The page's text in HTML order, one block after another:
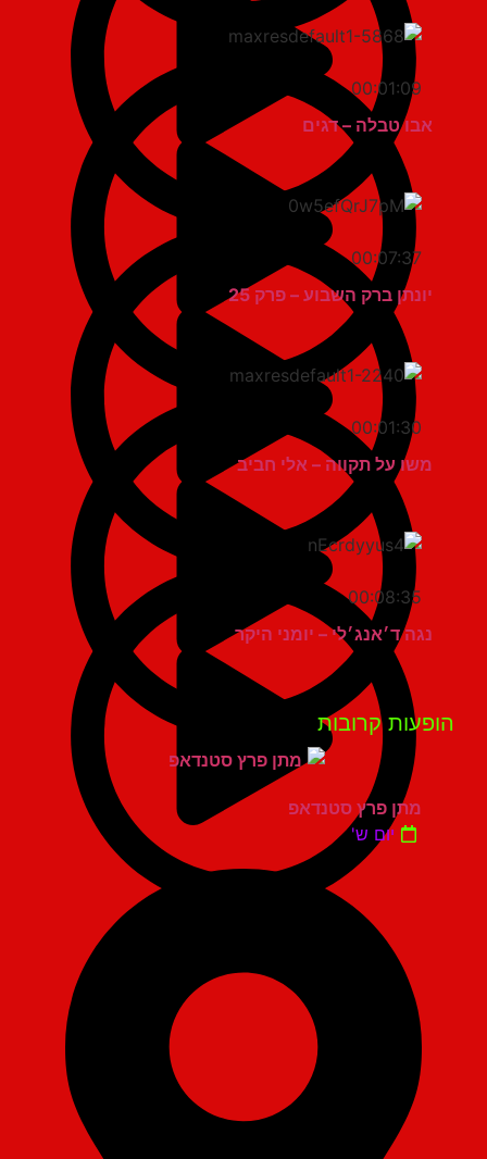
00:01:09
אבו טבלה – דגים
00:07:37
יונתן ברק השבוע – פרק 25
00:01:30
משו על תקווה – אלי חביב
00:08:35
נגה ד׳אנג׳לי – יומני היקר
קרובות
מתן פרץ סטנדאפ
יום ש'